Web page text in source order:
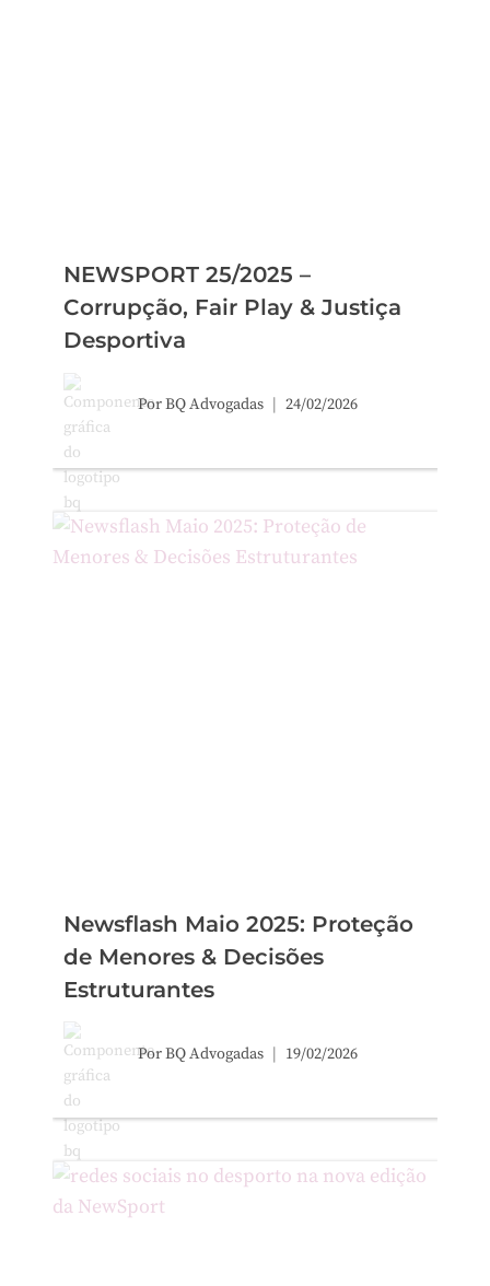
NEWSPORT 25/2025 –
Corrupção, Fair Play & Justiça
Desportiva
PorBQ Advogadas 24/02/2026
Newsflash Maio 2025: Proteção
de Menores & Decisões
Estruturantes
PorBQ Advogadas 19/02/2026